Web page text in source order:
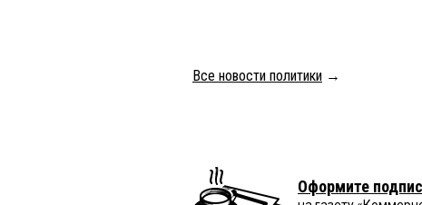
Все новости политики →
Оформите